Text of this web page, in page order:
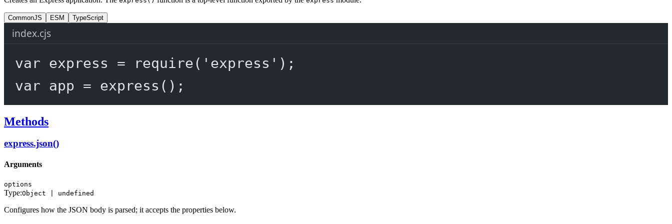
CommonJS ESM TypeScript
index.cjs
var express = require( 'express' );
var app = express ();
Methods
express.json()
Arguments
options
Type:Object | undefined
Configures how the JSON body is parsed; it accepts the properties below.